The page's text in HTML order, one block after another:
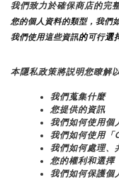
我們致力於確保商店的完
您的個人資料的類型，我們
我們使用這些資訊的可行選
本隱私政策將説明您瞭解
我們蒐集什麼
您提供的資訊
我們如何使用個
我們如何使用「
我們如何處理、
您的權利和選擇
我們如何保護個